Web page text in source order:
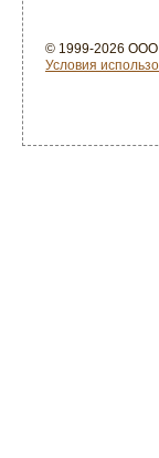
© 1999-2026 ООО
Условия